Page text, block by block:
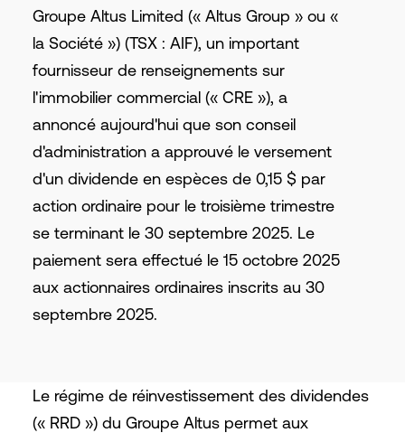
Groupe Altus Limited (« Altus Group » ou «
la Société ») (TSX : AIF), un important
fournisseur de renseignements sur
l'immobilier commercial (« CRE »), a
annoncé aujourd'hui que son conseil
d'administration a approuvé le versement
d'un dividende en espèces de 0,15 $ par
action ordinaire pour le troisième trimestre
se terminant le 30 septembre 2025. Le
paiement sera effectué le 15 octobre 2025
aux actionnaires ordinaires inscrits au 30
septembre 2025.
Le régime de réinvestissement des dividendes
(« RRD ») du Groupe Altus permet aux